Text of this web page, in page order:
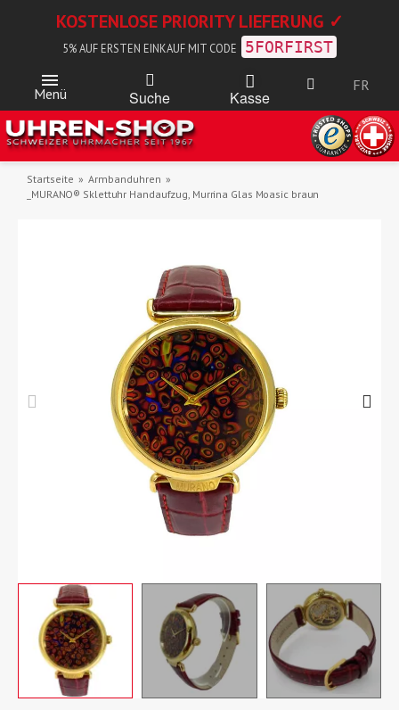
KOSTENLOSE PRIORITY LIEFERUNG ✓
5% AUF ERSTEN EINKAUF MIT CODE 5FORFIRST
Menü Suche Kasse
FR
Startseite
Armbanduhren
_MURANO® Sklettuhr Handaufzug, Murrina Glas Moasic braun